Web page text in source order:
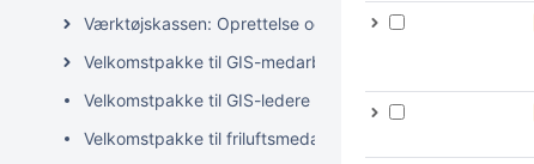
Værktøjskassen: Oprettelse og editering af GeoFA-data
Velkomstpakke til GIS-medarbejdere
Velkomstpakke til GIS-ledere
Velkomstpakke til friluftsmedarbejdere